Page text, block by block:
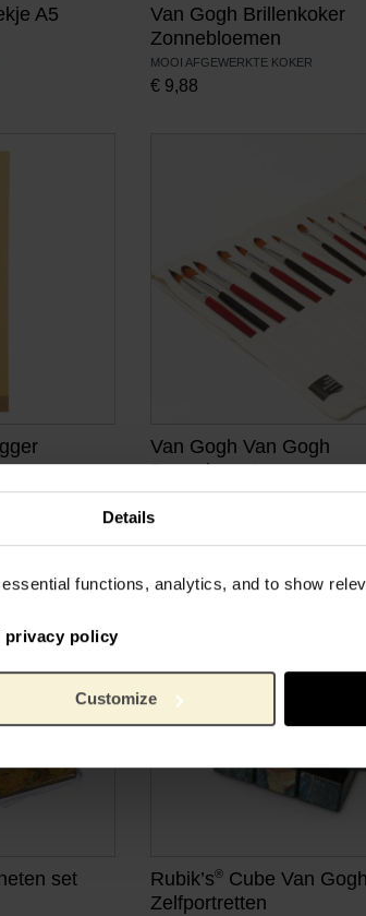
Details
functions, analytics, and to show
privacy policy
Customize
A5
Van Gogh Brillenkoker
Zonnebloemen
MOOI AFGEWERKTE KOKER
€ 9,88
Van Gogh Van Gogh
Penselenset
12 VARIATIES
€
set Rubik’s® Cube Van Gogh
Zelfportretten